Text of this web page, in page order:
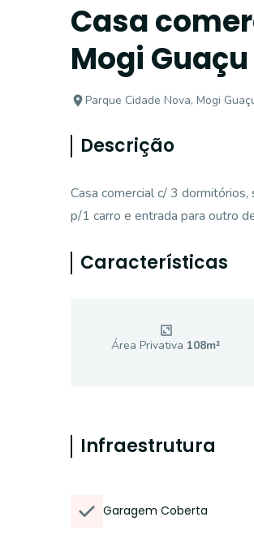
Casa
Mogi
Parque Cidade Nova, Mogi
Descrição
Casa comercial c/ 3
p/1 carro e entrada para outro
Características
Área Privativa 108m²
Infraestrutura
Garagem Coberta